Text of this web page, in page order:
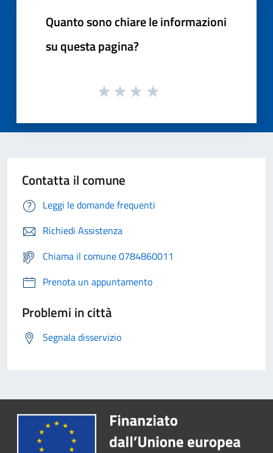
Quanto sono chiare le informazioni
su questa pagina?
Contatta il comune
Leggi le domande frequenti
Richiedi Assistenza
Chiama il comune 0784860011
Prenota un appuntamento
Problemi in città
Segnala disservizio